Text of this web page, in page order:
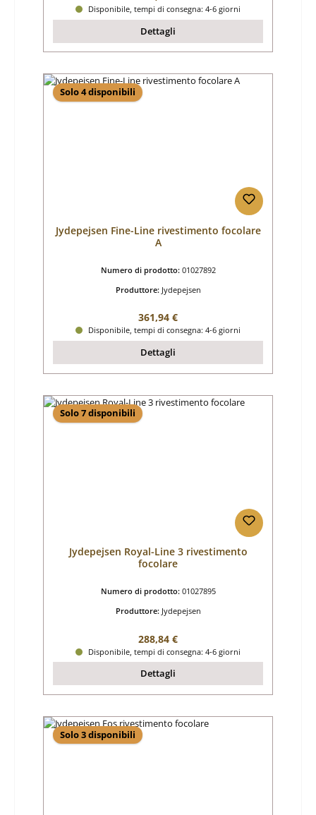
Disponibile, tempi di consegna: 4-6 giorni
Dettagli
Solo 4 disponibili
Jydepejsen Fine-Line rivestimento focolare
A
Numero di prodotto: 01027892
Produttore: Jydepejsen
Prezzo normale:
361,94 €
Disponibile, tempi di consegna: 4-6 giorni
Dettagli
Solo 7 disponibili
Jydepejsen Royal-Line 3 rivestimento
focolare
Numero di prodotto: 01027895
Produttore: Jydepejsen
Prezzo normale:
288,84 €
Disponibile, tempi di consegna: 4-6 giorni
Dettagli
Solo 3 disponibili